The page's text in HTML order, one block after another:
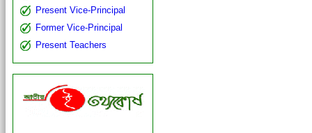
Present Vice-Principal
Former Vice-Principal
Present Teachers